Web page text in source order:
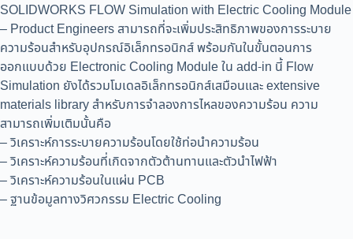
SOLIDWORKS FLOW Simulation with Electric Cooling Module
– Product Engineers สามารถที่จะเพิ่มประสิทธิภาพของการระบาย
ความร้อนสำหรับอุปกรณ์อิเล็กทรอนิกส์ พร้อมกันในขั้นตอนการ
ออกแบบด้วย Electronic Cooling Module ใน add-in นี้ Flow
Simulation ยังได้รวมโมเดลอิเล็กทรอนิกส์เสมือนและ extensive
materials library สำหรับการจำลองการไหลของความร้อน ความ
สามารถเพิ่มเติมนั้นคือ
– วิเคราะห์การระบายความร้อนโดยใช้ท่อนำความร้อน
– วิเคราะห์ความร้อนที่เกิดจากตัวต้านทานและตัวนำไฟฟ้า
– วิเคราะห์ความร้อนในแผ่น PCB
– ฐานข้อมูลทางวิศวกรรม Electric Cooling